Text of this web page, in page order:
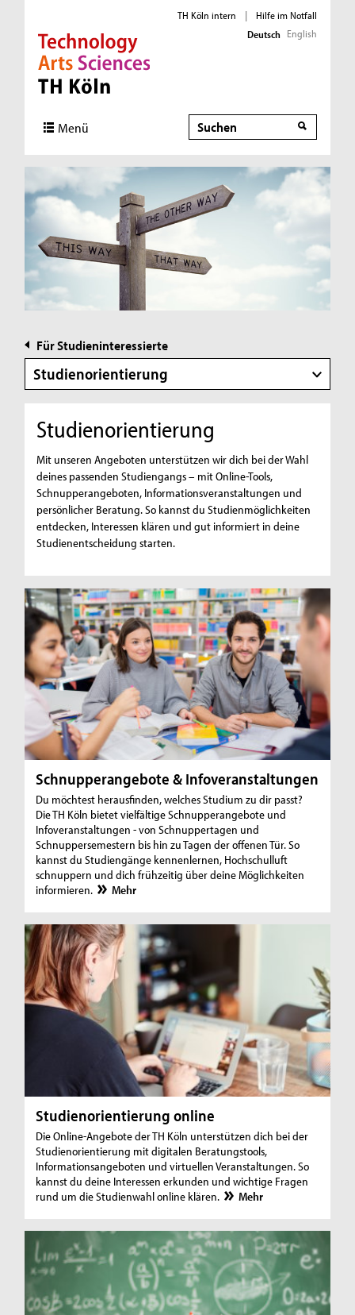
Direkt zur Hauptnavigation
Direkt zur Subnavigation
Direkt zum Inhalt
Direkt zum Fußbereich
TH Köln intern |
Hilfe im Notfall
Deutsch English
Menü Suche
Für Studieninteressierte
Studienorientierung
Studienorientierung
Mit unseren Angeboten unterstützen wir dich bei der Wahl
deines passenden Studiengangs – mit Online-Tools,
Schnupperangeboten, Informationsveranstaltungen und
persönlicher Beratung. So kannst du Studienmöglichkeiten
entdecken, Interessen klären und gut informiert in deine
Studienentscheidung starten.
Schnupperangebote & Infoveranstaltungen
Du möchtest herausfinden, welches Studium zu dir passt?
Die TH Köln bietet vielfältige Schnupperangebote und
Infoveranstaltungen - von Schnuppertagen und
Schnuppersemestern bis hin zu Tagen der offenen Tür. So
kannst du Studiengänge kennenlernen, Hochschulluft
schnuppern und dich frühzeitig über deine Möglichkeiten
informieren.
Mehr
Studienorientierung online
Die Online-Angebote der TH Köln unterstützen dich bei der
Studienorientierung mit digitalen Beratungstools,
Informationsangeboten und virtuellen Veranstaltungen. So
kannst du deine Interessen erkunden und wichtige Fragen
rund um die Studienwahl online klären.
Mehr